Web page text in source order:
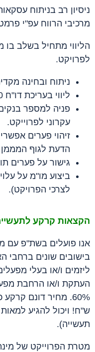
ניסיון רב בניתוח
מרכיבי הרווח עפ"י
הליווי מתחיל בשלב
לפרויקט.
ניתוח ובחינה
ליווי בעריכת דו"ח 0 – ביצוע התאמות במידה ונדרש.
פניה למספר
עקרוני לפרוייקט.
זיהוי פערים
הדעת לגוף המממן
גישור על פערים
ביצוע מו"מ על
לצרכי הפרויקט).
הקצאות קרקע
אנו פועלים בשת"פ עם
בישובים שונים ברחבי
ליזמים ו/או בעלי
ש"ח! ויכול להגיע
תעשייה).
מטרת הפרוייקט של